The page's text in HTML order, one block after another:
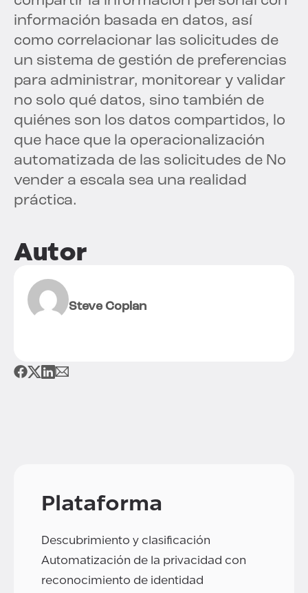
información basada en datos, así
como correlacionar las solicitudes de
un sistema de gestión de preferencias
para administrar, monitorear y validar
no solo qué datos, sino también de
quiénes son los datos compartidos, lo
que hace que la operacionalización
automatizada de las solicitudes de No
vender a escala sea una realidad
práctica.
Autor
Steve Coplan
Plataforma
Descubrimiento y clasificación
Automatización de la privacidad con
reconocimiento de identidad